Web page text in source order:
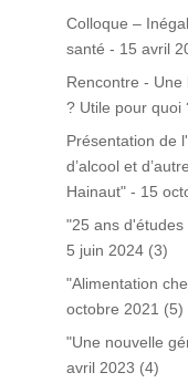
Colloque –
santé - 15 avril
Rencontre -
? Utile pour quoi
Présentation de
d’alcool et
Hainaut" - 15
"25 ans
5 juin 2024 (3)
"Alimentation
octobre 2021 (5)
"Une nouvelle
avril 2023 (4)